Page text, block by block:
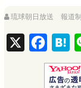
琉球朝日放送 報道
a
c
H
a
t